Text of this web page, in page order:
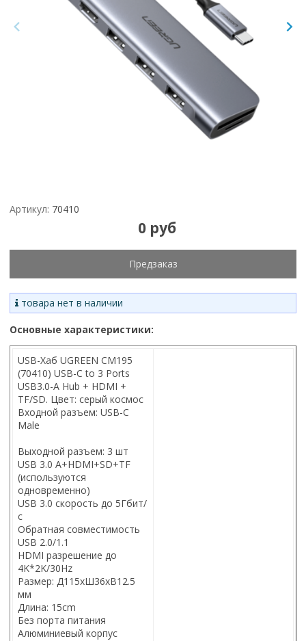
Артикул: 70410
0 руб
Предзаказ
товара нет в наличии
Основные характеристики:
USB-Хаб UGREEN CM195
(70410) USB-C to 3 Ports
USB3.0-A Hub + HDMI +
TF/SD. Цвет: серый космос
Входной разъем: USB-C
Male
Выходной разъем: 3 шт
USB 3.0 A+HDMI+SD+TF
(используются
одновременно)
USB 3.0 скорость до 5Гбит/
с
Обратная совместимость
USB 2.0/1.1
HDMI разрешение до
4K*2K/30Hz
Размер: Д115xШ36xВ12.5
мм
Длина: 15cm
Без порта питания
Алюминиевый корпус